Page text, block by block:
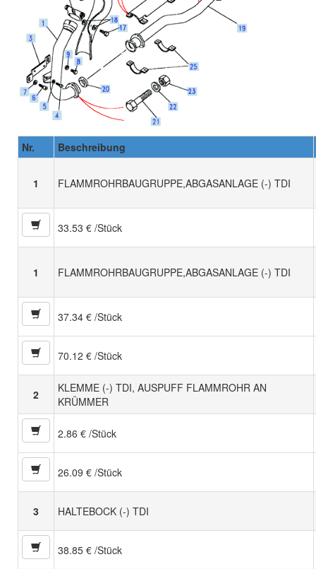
Nr. Beschreibung
1 FLAMMROHRBAUGRUPPE,ABGASANLAGE (-) TDI
33.53 € /Stück
1 FLAMMROHRBAUGRUPPE,ABGASANLAGE (-) TDI
37.34 € /Stück
70.12 € /Stück
2
KLEMME (-) TDI, AUSPUFF FLAMMROHR AN
KRÜMMER
2.86 € /Stück
26.09 € /Stück
3 HALTEBOCK (-) TDI
38.85 € /Stück